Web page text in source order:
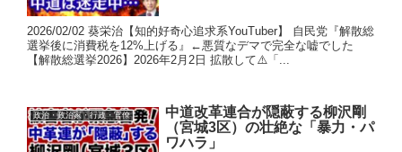
2026/02/02 葵栄治【知的好奇心追求系YouTuber】 自民党『解散総
選挙後に消費税を12%上げる』←悪質なデマで完全な嘘でした
【解散総選挙2026】2026年2月2日 拡散して⚠️「...
政治・政治家・行政・官僚
中道改革連合が隠蔽する柳沢剛
（宮城3区）の壮絶な「暴力・パ
ワハラ」